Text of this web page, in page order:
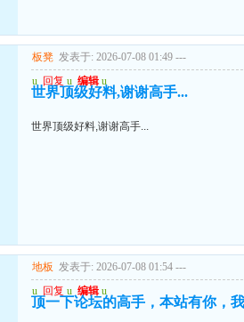
板凳 发表于: 2026-07-08 01:49 ---
u 回复 u 编辑 u
世界顶级好料,谢谢高手...
世界顶级好料,谢谢高手...
地板 发表于: 2026-07-08 01:54 ---
u 回复 u 编辑 u
顶一下论坛的高手，本站有你，